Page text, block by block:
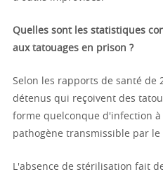
Quelles sont les statistiques
aux tatouages en prison ?
Selon les rapports de santé de
détenus qui reçoivent des
forme quelconque d'infection
pathogène transmissible par le
L'absence de stérilisation fait